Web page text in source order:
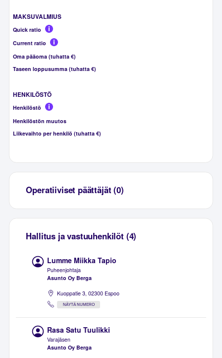
MAKSUVALMIUS
Quick ratio
Current ratio
Oma pääoma (tuhatta €)
Taseen loppusumma (tuhatta €)
HENKILÖSTÖ
Henkilöstö
Henkilöstön muutos
Liikevaihto per henkilö (tuhatta €)
Operatiiviset päättäjät (0)
Hallitus ja vastuuhenkilöt (4)
Lumme Miikka Tapio
Puheenjohtaja
Asunto Oy Berga
Kuoppatie 3, 02300 Espoo
NÄYTÄ NUMERO
Rasa Satu Tuulikki
Varajäsen
Asunto Oy Berga